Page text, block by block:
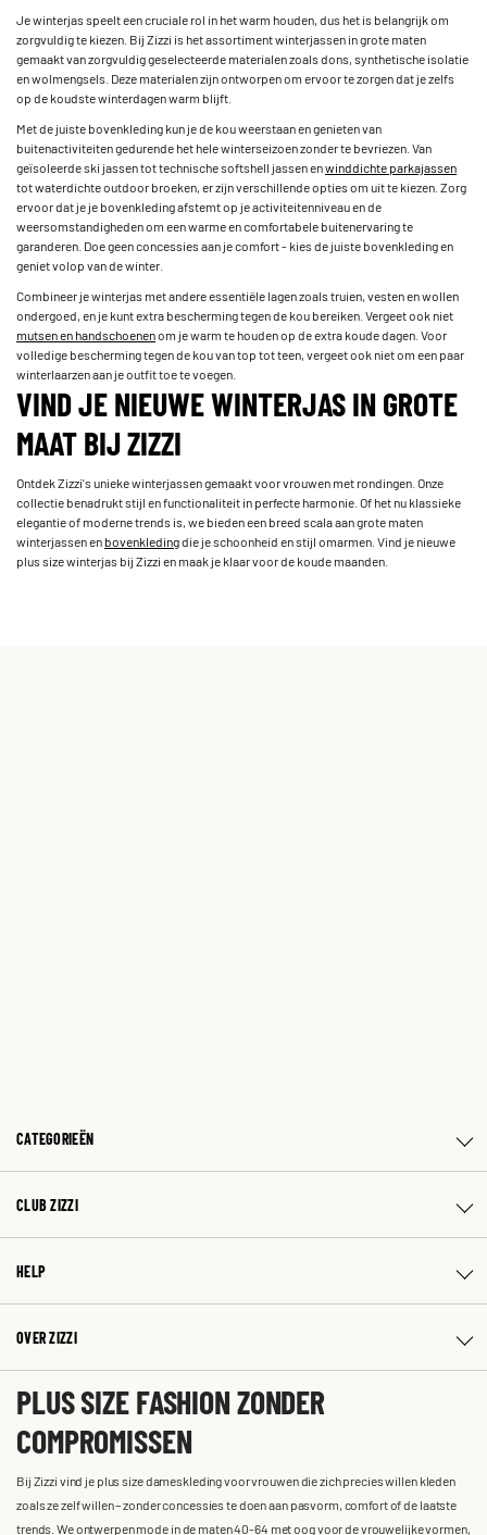
Je winterjas speelt een cruciale rol in het warm houden, dus het is belangrijk om
zorgvuldig te kiezen. Bij Zizzi is het assortiment winterjassen in grote maten
gemaakt van zorgvuldig geselecteerde materialen zoals dons, synthetische isolatie
en wolmengsels. Deze materialen zijn ontworpen om ervoor te zorgen dat je zelfs
op de koudste winterdagen warm blijft.
Met de juiste bovenkleding kun je de kou weerstaan en genieten van
buitenactiviteiten gedurende het hele winterseizoen zonder te bevriezen. Van
geïsoleerde ski jassen tot technische softshell jassen enwinddichte parkajassen
tot waterdichte outdoor broeken, er zijn verschillende opties om uit te kiezen. Zorg
ervoor dat je je bovenkleding afstemt op je activiteitenniveau en de
weersomstandigheden om een warme en comfortabele buitenervaring te
garanderen. Doe geen concessies aan je comfort - kies de juiste bovenkleding en
geniet volop van de winter.
Combineer je winterjas met andere essentiële lagen zoals truien, vesten en wollen
ondergoed, en je kunt extra bescherming tegen de kou bereiken. Vergeet ook niet
mutsen en handschoenenom je warm te houden op de extra koude dagen. Voor
volledige bescherming tegen de kou van top tot teen, vergeet ook niet om een paar
winterlaarzen aan je outfit toe te voegen.
VIND JE NIEUWE WINTERJAS IN GROTE
MAAT BIJ ZIZZI
Ontdek Zizzi's unieke winterjassen gemaakt voor vrouwen met rondingen. Onze
collectie benadrukt stijl en functionaliteit in perfecte harmonie. Of het nu klassieke
elegantie of moderne trends is, we bieden een breed scala aan grote maten
winterjassen enbovenkledingdie je schoonheid en stijl omarmen. Vind je nieuwe
plus size winterjas bij Zizzi en maak je klaar voor de koude maanden.
CATEGORIEËN
CLUB ZIZZI
HELP
OVER ZIZZI
PLUS SIZE FASHION ZONDER
COMPROMISSEN
Bij Zizzi vind je plus size dameskleding voor vrouwen die zich precies willen kleden
zoals ze zelf willen – zonder concessies te doen aan pasvorm, comfort of de laatste
trends. We ontwerpen mode in de maten 40-64 met oog voor de vrouwelijke vormen,